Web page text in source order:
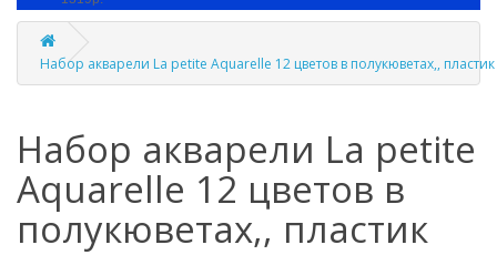
Набор акварели La petite Aquarelle 12 цветов в полукюветах,, пластик
Набор акварели La petite
Aquarelle 12 цветов в
полукюветах,, пластик